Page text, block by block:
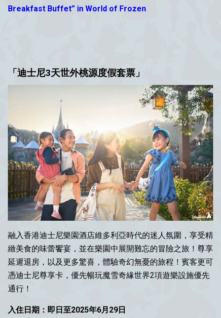
Breakfast Buffet” in World of Frozen
「迪士尼3天世外桃源度假套票」
融入香港迪士尼樂園酒店維多利亞時代的迷人氛圍，享受精
緻美食的味蕾饗宴，並在樂園中展開難忘的冒險之旅！尊享
延遲退房，以及更多驚喜，體驗奇幻無憂的旅程！賓客更可
憑迪士尼尊享卡，優先暢玩魔雪奇緣世界2項遊樂設施優先
通行！
入住日期：即日至2025年6月29日